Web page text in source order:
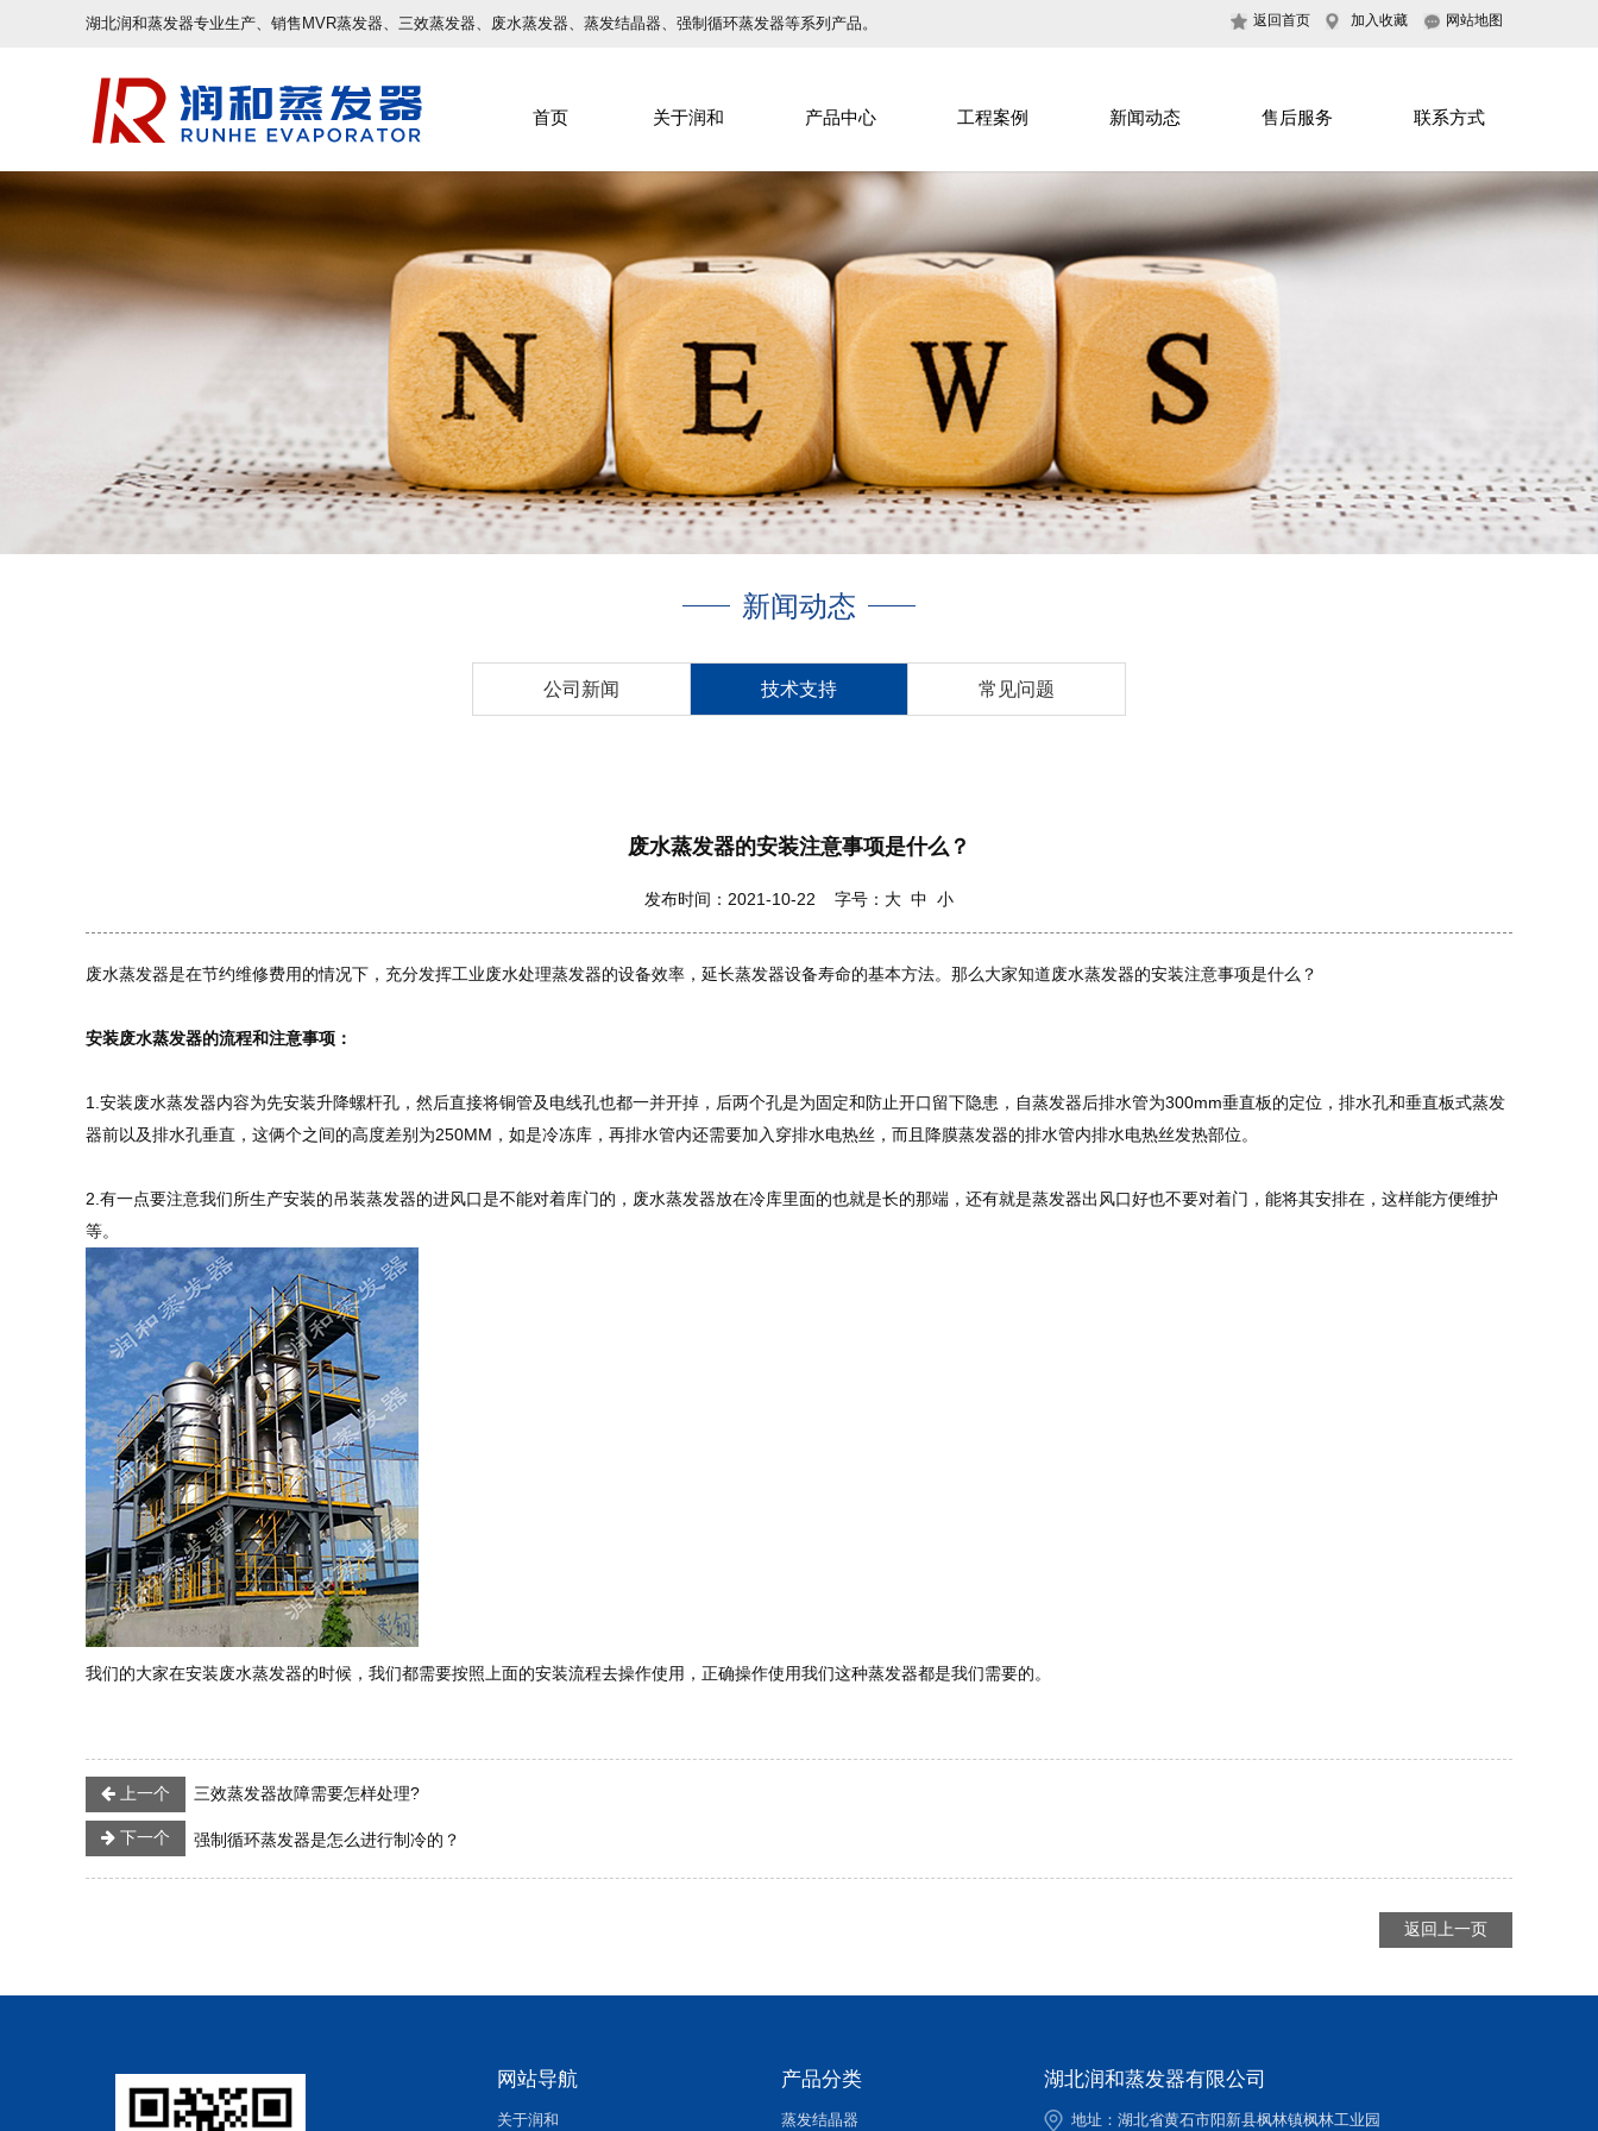
湖北润和蒸发器专业生产、销售MVR蒸发器、三效蒸发器、废水蒸发器、蒸发结晶器、强制循环蒸发器等系列产品。 返回首页 加入收藏 网站地图
首页 关于润和 产品中心 工程案例 新闻动态 售后服务 联系方式
新闻动态
公司新闻 技术支持 常见问题
废水蒸发器的安装注意事项是什么？
发布时间：2021-10-22 字号： 大 中 小
废水蒸发器是在节约维修费用的情况下，充分发挥工业废水处理蒸发器的设备效率，延长蒸发器设备寿命的基本方法。那么大家知道废水蒸发器的安装注意事项是什么？
安装废水蒸发器的流程和注意事项：
1.安装废水蒸发器内容为先安装升降螺杆孔，然后直接将铜管及电线孔也都一并开掉，后两个孔是为固定和防止开口留下隐患，自蒸发器后排水管为300mm垂直板的定位，排水孔和垂直板式蒸发
器前以及排水孔垂直，这俩个之间的高度差别为250MM，如是冷冻库，再排水管内还需要加入穿排水电热丝，而且降膜蒸发器的排水管内排水电热丝发热部位。
2.有一点要注意我们所生产安装的吊装蒸发器的进风口是不能对着库门的，废水蒸发器放在冷库里面的也就是长的那端，还有就是蒸发器出风口好也不要对着门，能将其安排在，这样能方便维护
等。
我们的大家在安装废水蒸发器的时候，我们都需要按照上面的安装流程去操作使用，正确操作使用我们这种蒸发器都是我们需要的。
上一个 三效蒸发器故障需要怎样处理?
下一个 强制循环蒸发器是怎么进行制冷的？
返回上一页
网站导航
关于润和
产品分类
蒸发结晶器
湖北润和蒸发器有限公司
地址：湖北省黄石市阳新县枫林镇枫林工业园